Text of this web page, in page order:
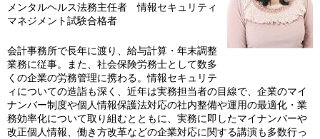
メンタルヘルス法務主任者 情報セキュリティ
マネジメント試験合格者
会計事務所で長年に渡り、給与計算・年末調整
業務に従事。また、社会保険労務士として数多
くの企業の労務管理に携わる。情報セキュリテ
ィについての造詣も深く、近年は実務担当者の目線で、企業のマイ
ナンバー制度や個人情報保護法対応の社内整備や運用の最適化・業
務効率化について取り組むとともに、実務に即したマイナンバーや
改正個人情報、働き方改革などの企業対応に関する講演も多数行っ